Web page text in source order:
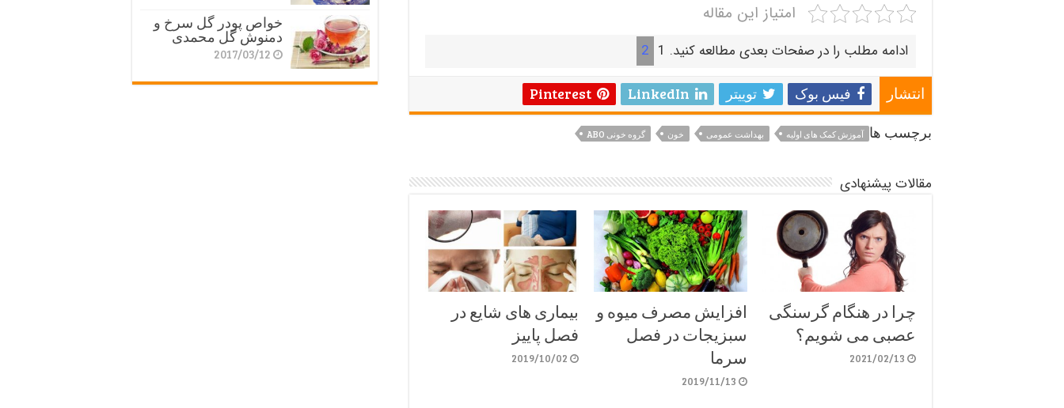
امتیاز این مقاله
ادامه مطلب را در صفحات بعدی مطالعه کنید. 1
2
انتشار فیس بوک توییتر LinkedIn
Pinterest
برچسب ها آموزش کمک های اولیه بهداشت عمومی خون گروه خونی ABO
مقالات پیشنهادی
چرا در هنگام گرسنگی
عصبی می شویم؟
2021/02/13
افزایش مصرف میوه و
سبزیجات در فصل
سرما
2019/11/13
بیماری های شایع در
فصل پاییز
2019/10/02
خواص پودر گل سرخ و
دمنوش گل محمدی
2017/03/12